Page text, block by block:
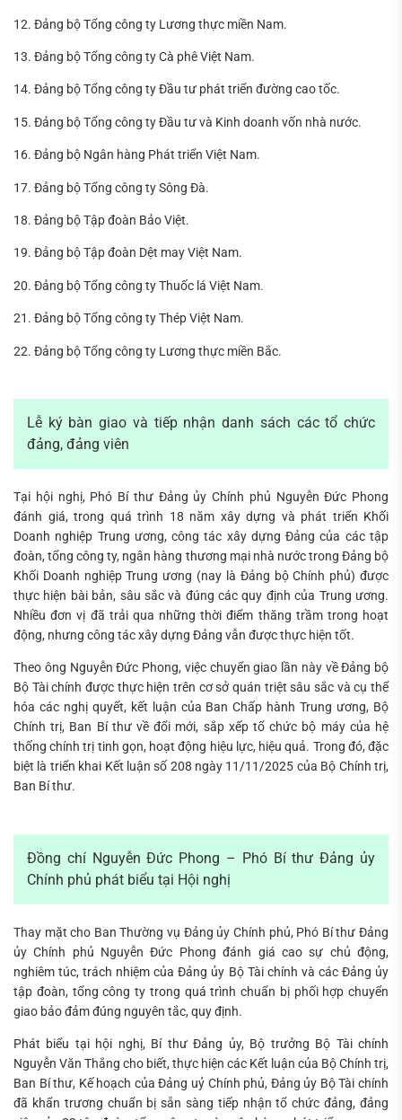
12. Đảng bộ Tổng công ty Lương thực miền Nam.
13. Đảng bộ Tổng công ty Cà phê Việt Nam.
14. Đảng bộ Tổng công ty Đầu tư phát triển đường cao tốc.
15. Đảng bộ Tổng công ty Đầu tư và Kinh doanh vốn nhà nước.
16. Đảng bộ Ngân hàng Phát triển Việt Nam.
17. Đảng bộ Tổng công ty Sông Đà.
18. Đảng bộ Tập đoàn Bảo Việt.
19. Đảng bộ Tập đoàn Dệt may Việt Nam.
20. Đảng bộ Tổng công ty Thuốc lá Việt Nam.
21. Đảng bộ Tổng công ty Thép Việt Nam.
22. Đảng bộ Tổng công ty Lương thực miền Bắc.
Lễ ký bàn giao và tiếp nhận danh sách các tổ chức
đảng, đảng viên
Tại hội nghị, Phó Bí thư Đảng ủy Chính phủ Nguyễn Đức Phong
đánh giá, trong quá trình 18 năm xây dựng và phát triển Khối
Doanh nghiệp Trung ương, công tác xây dựng Đảng của các tập
đoàn, tổng công ty, ngân hàng thương mại nhà nước trong Đảng bộ
Khối Doanh nghiệp Trung ương (nay là Đảng bộ Chính phủ) được
thực hiện bài bản, sâu sắc và đúng các quy định của Trung ương.
Nhiều đơn vị đã trải qua những thời điểm thăng trầm trong hoạt
động, nhưng công tác xây dựng Đảng vẫn được thực hiện tốt.
Theo ông Nguyễn Đức Phong, việc chuyển giao lần này về Đảng bộ
Bộ Tài chính được thực hiện trên cơ sở quán triệt sâu sắc và cụ thể
hóa các nghị quyết, kết luận của Ban Chấp hành Trung ương, Bộ
Chính trị, Ban Bí thư về đổi mới, sắp xếp tổ chức bộ máy của hệ
thống chính trị tinh gọn, hoạt động hiệu lực, hiệu quả. Trong đó, đặc
biệt là triển khai Kết luận số 208 ngày 11/11/2025 của Bộ Chính trị,
Ban Bí thư.
Đồng chí Nguyễn Đức Phong – Phó Bí thư Đảng ủy
Chính phủ phát biểu tại Hội nghị
Thay mặt cho Ban Thường vụ Đảng ủy Chính phủ, Phó Bí thư Đảng
ủy Chính phủ Nguyễn Đức Phong đánh giá cao sự chủ động,
nghiêm túc, trách nhiệm của Đảng ủy Bộ Tài chính và các Đảng ủy
tập đoàn, tổng công ty trong quá trình chuẩn bị phối hợp chuyển
giao bảo đảm đúng nguyên tắc, quy định.
Phát biểu tại hội nghị, Bí thư Đảng ủy, Bộ trưởng Bộ Tài chính
Nguyễn Văn Thắng cho biết, thực hiện các Kết luận của Bộ Chính trị,
Ban Bí thư, Kế hoạch của Đảng uỷ Chính phủ, Đảng ủy Bộ Tài chính
đã khẩn trương chuẩn bị sẵn sàng tiếp nhận tổ chức đảng, đảng